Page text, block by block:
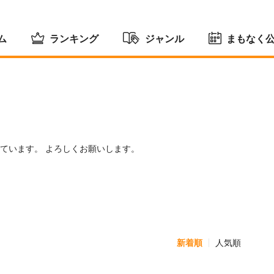
ランキング ジャンル まもなく
います。 よろしくお願いします。
新着順 人気順